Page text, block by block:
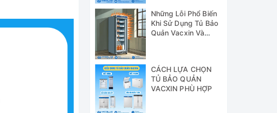
Những Lỗi Phổ Biến
Khi Sử Dụng Tủ Bảo
Quản Vacxin Và
CÁCH LỰA CHỌN
TỦ BẢO QUẢN
VACXIN PHÙ HỢP